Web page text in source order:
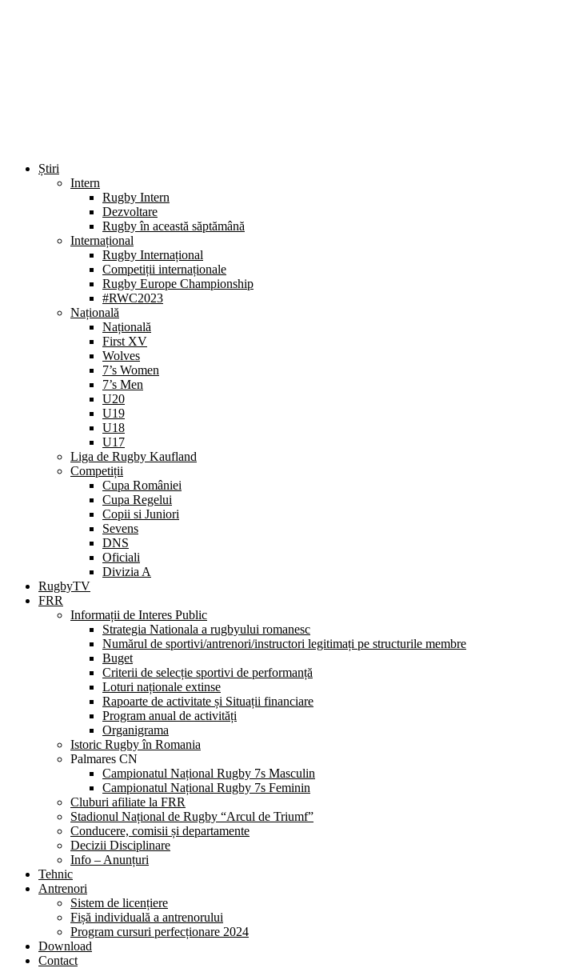
Știri
Intern
Rugby Intern
Dezvoltare
Rugby în această săptămână
Internațional
Rugby Internațional
Competiții internaționale
Rugby Europe Championship
#RWC2023
Națională
Națională
First XV
Wolves
7’s Women
7’s Men
U20
U19
U18
U17
Liga de Rugby Kaufland
Competiții
Cupa României
Cupa Regelui
Copii si Juniori
Sevens
DNS
Oficiali
Divizia A
RugbyTV
FRR
Informații de Interes Public
Strategia Nationala a rugbyului romanesc
Numărul de sportivi/antrenori/instructori legitimați pe structurile membre
Buget
Criterii de selecție sportivi de performanță
Loturi naționale extinse
Rapoarte de activitate și Situații financiare
Program anual de activități
Organigrama
Istoric Rugby în Romania
Palmares CN
Campionatul Național Rugby 7s Masculin
Campionatul Național Rugby 7s Feminin
Cluburi afiliate la FRR
Stadionul Național de Rugby “Arcul de Triumf”
Conducere, comisii și departamente
Decizii Disciplinare
Info – Anunțuri
Tehnic
Antrenori
Sistem de licențiere
Fișă individuală a antrenorului
Program cursuri perfecționare 2024
Download
Contact